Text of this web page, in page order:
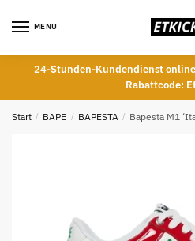
MENU
24-Stunden-Kundendienst
Rabattcode:
Start / BAPE / BAPESTA / Bapesta M1